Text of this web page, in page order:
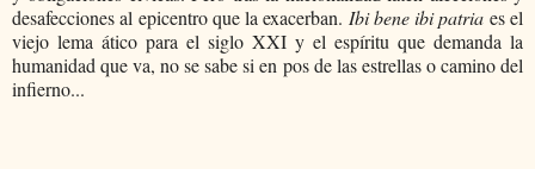
des­afecciones al epicentro que la exacerban. Ibi bene ibi patria es el
viejo lema ático para el siglo XXI y el espíritu que demanda la
humanidad que va, no se sabe si en pos de las estrellas o ca­mino del
infierno...